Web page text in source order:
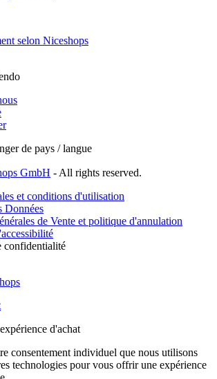
selon Niceshops
de pays / langue
GmbH - All rights reserved.
et conditions d'utilisation
Données
de Vente et politique d'annulation
confidentialité
d'achat
consentement individuel que nous utilisons
technologies pour vous offrir une expérience